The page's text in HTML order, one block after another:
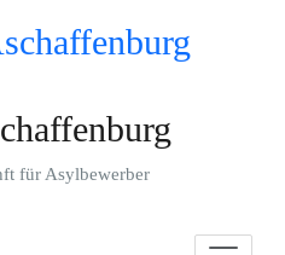
für Asylbewerber